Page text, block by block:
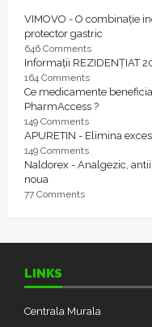
VIMOVO - O combinație
protector gastric
646 Comments
Informații REZIDENȚIAT
164 Comments
Ce medicamente
PharmAccess ?
149 Comments
APURETIN - Elimina
149 Comments
Naldorex - Analgezic,
noua
77 Comments
LINKS
Centrala Murala